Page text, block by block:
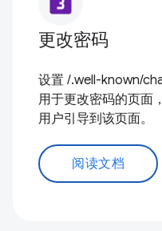
更改密码
设置 /.well-known/
用于更改密码的页面
用户引导到该页面。
阅读文档